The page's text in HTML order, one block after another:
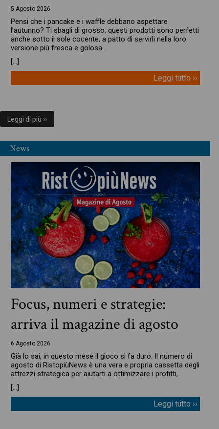
5 Agosto 2026
Pensi che i pancake e i waffle debbano aspettare
l’autunno? Ti sbagli di grosso: questi prodotti sono perfetti
anche sotto il sole cocente, a patto di servirli nella loro
versione più fresca e golosa.
[…]
Leggi tutto ››
Leggi di più ››
News
Focus, numeri e strategie:
arriva il magazine di agosto
6 Agosto 2026
Già lo sai, in questo mese il gioco si fa duro. Il numero di
agosto di RistopiùNews è una vera e propria cassetta degli
attrezzi strategica per aiutarti a ottimizzare i profitti,
[…]
Leggi tutto ››